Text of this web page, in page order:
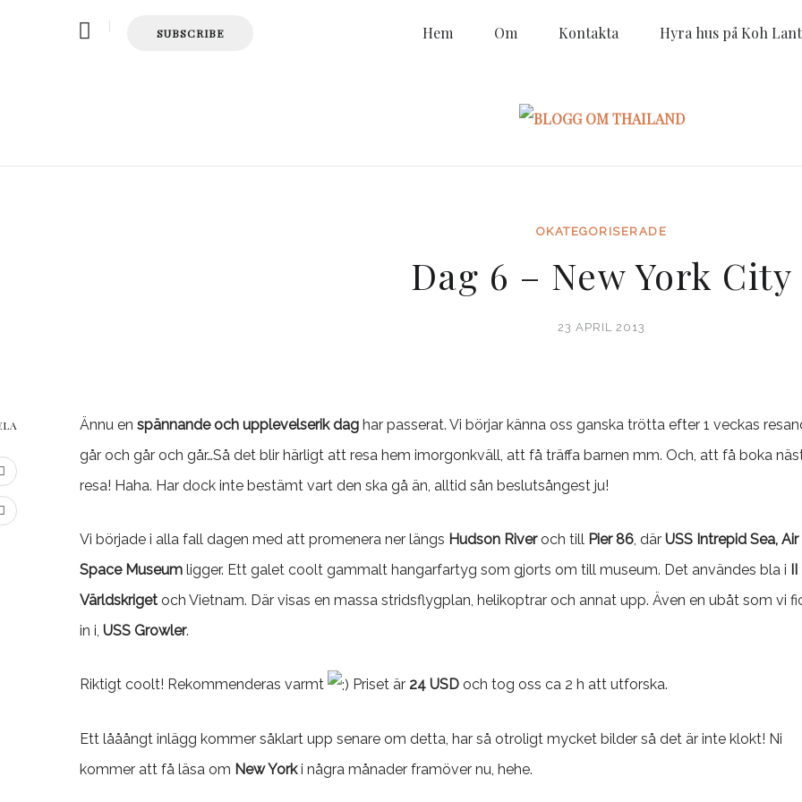
SUBSCRIBE Hem Om Kontakta Hyra hus på Koh
OKATEGORISERADE
Dag 6 – New York City
23 APRIL 2013
Ännu en spännande och upplevelserik dag har passerat. Vi börjar känna oss ganska trötta efter 1 veckas
går och går och går…Så det blir härligt att resa hem imorgonkväll, att få träffa barnen mm. Och, att få boka
resa! Haha. Har dock inte bestämt vart den ska gå än, alltid sån beslutsångest ju!
Vi började i alla fall dagen med att promenera ner längs Hudson Riveroch till Pier 86, där USS Intrepid Sea, Air
Space Museum ligger. Ett galet coolt gammalt hangarfartyg som gjorts om till museum. Det användes bla i II
Världskriget och Vietnam. Där visas en massa stridsflygplan, helikoptrar och annat upp. Även en ubåt som vi
in i, USS Growler.
Riktigt coolt! Rekommenderas varmt Priset är 24 USD och tog oss ca 2 h att utforska.
Ett lååångt inlägg kommer såklart upp senare om detta, har så otroligt mycket bilder så det är inte klokt! Ni
kommer att få läsa om New Yorki några månader framöver nu, hehe.